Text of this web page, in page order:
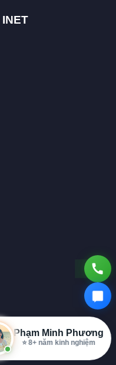
INET
Phạm Minh Phương
⭐ 8+ năm kinh nghiệm